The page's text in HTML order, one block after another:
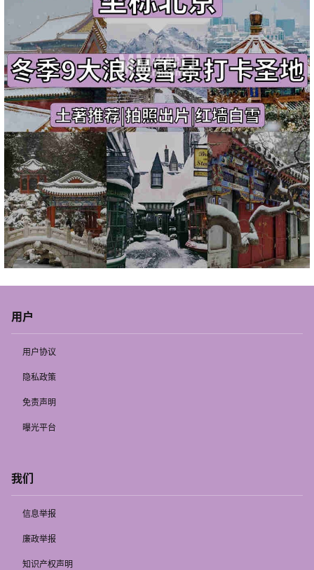
用户
用户协议
隐私政策
免责声明
曝光平台
我们
信息举报
廉政举报
知识产权声明